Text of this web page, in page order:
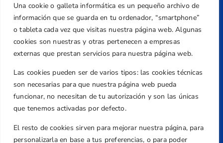
Una cookie o galleta informática es un pequeño archivo de
información que se guarda en tu ordenador, “smartphone”
o tableta cada vez que visitas nuestra página web. Algunas
cookies son nuestras y otras pertenecen a empresas
externas que prestan servicios para nuestra página web.
Las cookies pueden ser de varios tipos: las cookies técnicas
son necesarias para que nuestra página web pueda
funcionar, no necesitan de tu autorización y son las únicas
que tenemos activadas por defecto.
El resto de cookies sirven para mejorar nuestra página, para
personalizarla en base a tus preferencias, o para poder
Dirección
Centre de L´Esport, Carrer d'Isaac Peral i
Caballero, Nº 5, Despachos 2 y 3, 46980,
Valencia
+34 961 367 799
Email
federacion@golfcv.com
Aviso Legal